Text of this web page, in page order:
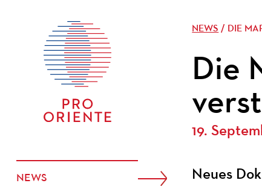
NEWS
NEWS / DIE
Die
19.
Neues